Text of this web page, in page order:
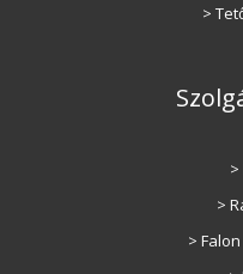
>
>
>